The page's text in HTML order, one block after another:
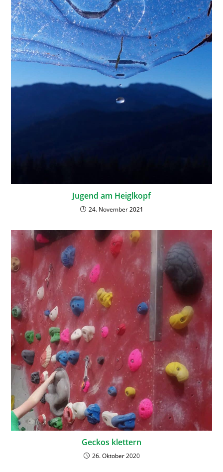
Jugend am Heiglkopf
24. November 2021
Geckos klettern
26. Oktober 2020